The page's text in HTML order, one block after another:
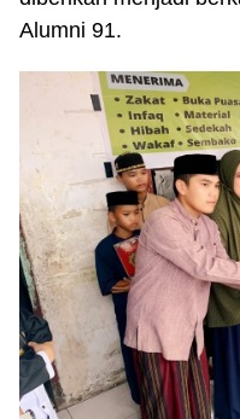
Alumni 91.